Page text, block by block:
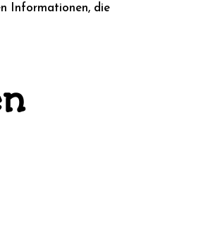
Informationen, die